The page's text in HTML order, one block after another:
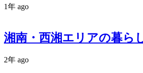
1年 ago
湘南・西湘エリアの暮ら
2年 ago